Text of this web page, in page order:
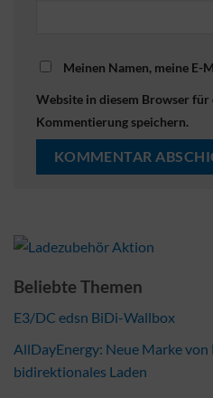
Meinen Namen, meine E-
Website in diesem Browser für
Kommentierung speichern.
Beliebte Themen
E3/DC edsn BiDi-Wallbox
AllDayEnergy: Neue Marke
bidirektionales Laden